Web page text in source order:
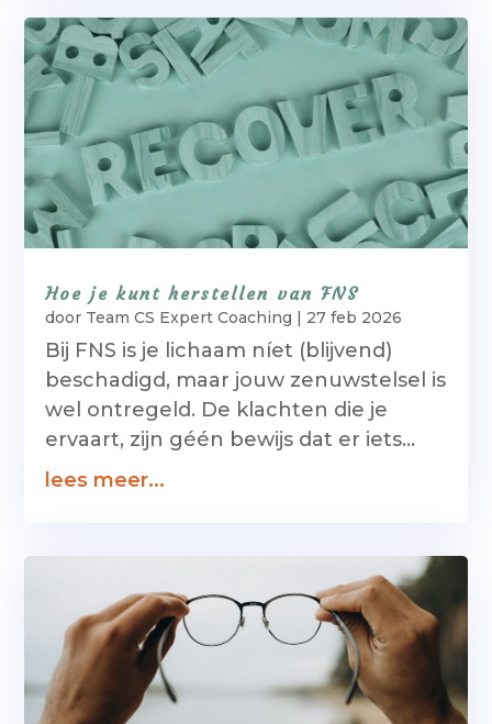
Hoe je kunt herstellen van FNS
door Team CS Expert Coaching 27 feb 2026
Bij FNS is je lichaam níet (blijvend)
beschadigd, maar jouw zenuwstelsel is
wel ontregeld. De klachten die je
ervaart, zijn géén bewijs dat er iets...
lees meer...